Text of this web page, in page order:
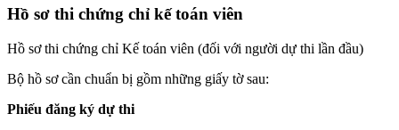
Hồ sơ thi chứng chỉ kế toán viên
Hồ sơ thi chứng chỉ Kế toán viên (đối với người dự thi lần đầu)
Bộ hồ sơ cần chuẩn bị gồm những giấy tờ sau:
Phiếu đăng ký dự thi